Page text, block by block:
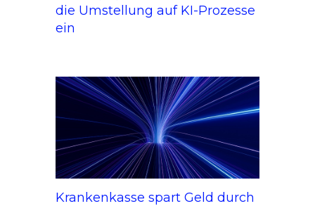
die Umstellung auf KI-Prozesse
ein
Krankenkasse spart Geld durch